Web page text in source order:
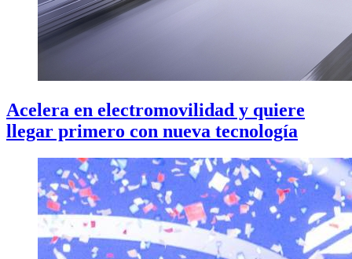
Acelera en electromovilidad y quiere
llegar primero con nueva tecnología